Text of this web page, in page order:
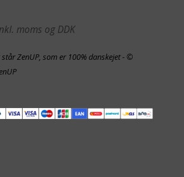
moms og DDK
ZenUP, som er 100% danskejet - ©